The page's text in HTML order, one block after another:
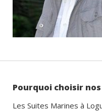
Pourquoi choisir
Les Suites Marines à